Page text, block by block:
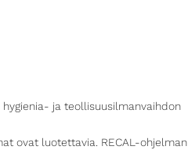
ja teollisuusilmanvaihdon
ovat luotettavia. RECAL-ohjelman